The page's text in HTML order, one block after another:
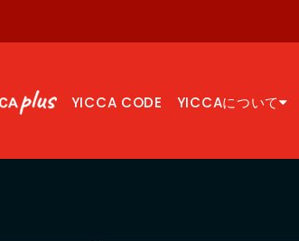
YICCA CODE YICCAについて